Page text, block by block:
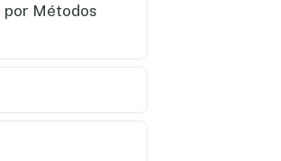
por Métodos